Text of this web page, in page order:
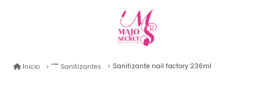
Inicio Sanitizantes Sanitizante nail factory 236ml